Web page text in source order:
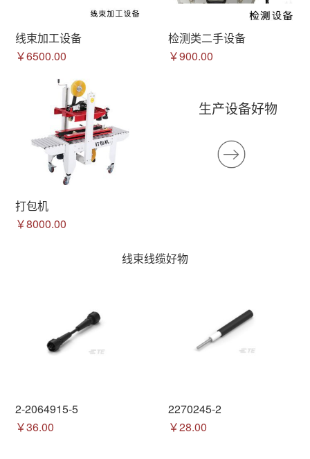
线束加工设备
￥6500.00
检测类二手设备
￥900.00
打包机
￥8000.00
生产设备好物
线束线缆好物
2-2064915-5
￥36.00
2270245-2
￥28.00